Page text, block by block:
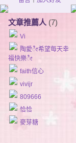
文章推薦人 (7)
Vi
陶愛ೀ希望每天幸
福快樂ೀ
faith信心
vivijr
809666
恰恰
麥芽糖